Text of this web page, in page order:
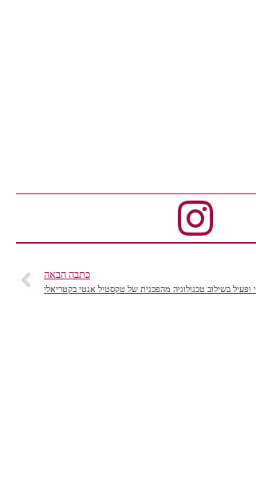
כתבה הבאה
בשילוב טכנולוגיה מהפכנית של טקסטיל אנטי בקטריאלי